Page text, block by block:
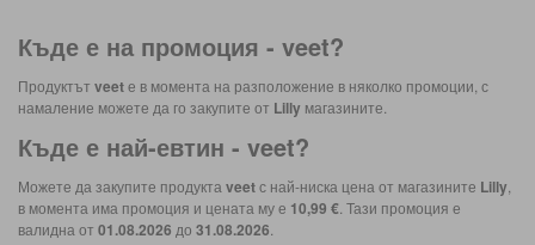
Къде е на промоция - veet?
Продуктът veetе в момента на разположение в няколко промоции, с
намаление можете да го закупите от Lilly магазините.
Къде е най-евтин - veet?
Можете да закупите продукта veetс най-ниска цена от магазините Lilly
в момента има промоция и цената му е 10,99 € . Тази промоция е
валидна от 01.08.2026 до 31.08.2026